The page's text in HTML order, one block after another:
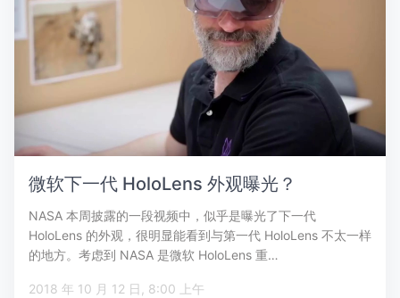
微软下一代 HoloLens 外观曝光？
NASA 本周披露的一段视频中，似乎是曝光了下一代
HoloLens 的外观，很明显能看到与第一代 HoloLens 不太一样
的地方。考虑到 NASA 是微软 HoloLens 重…
2018 年 10 月 12 日, 8:00 上午